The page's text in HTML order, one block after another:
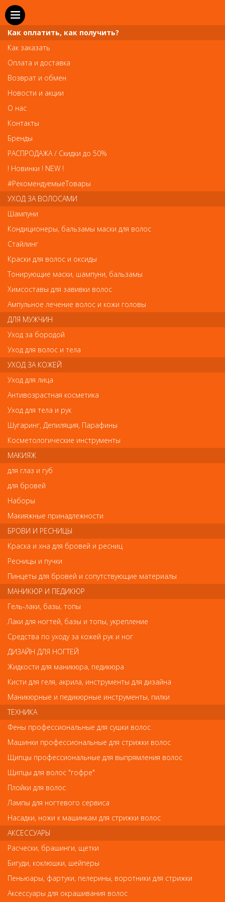
SEO
Расческа для мелирования
Расческа для мелирования
Арт.HS06339
176
Нет в наличии
В закладки
Отзывы
Ваш отзыв станет первым
Напишите свой отзыв
Комментарий
Имя
Обратите внимание
Внешний вид товара «Расческа для мелирования» может
вида и комплектности реального товара с фотографиями и
описанием на сайте не является показателем ненадлежащего
качества товара.
Так же советуем посмотреть
Арт. 73030/СS-C1
Расчески, брашинги, щетки
Расческа Оливия Гарден carbosilk конусная 73030/СS-C1
486руб.-
Как оплатить, как получить?
Как заказать
Оплата и доставка
Возврат и обмен
Новости и акции
О нас
Контакты
Бренды
РАСПРОДАЖА / Скидки до 50%
! Новинки ! NEW !
#РекомендуемыеТовары
УХОД ЗА ВОЛОСАМИ
Шампуни
Кондиционеры, бальзамы маски для волос
Стайлинг
Краски для волос и оксиды
Тонирующие маски, шампуни, бальзамы
Химсоставы для завивки волос
Ампульное лечение волос и кожи головы
ДЛЯ МУЖЧИН
Уход за бородой
Уход для волос и тела
УХОД ЗА КОЖЕЙ
Уход для лица
Антивозрастная косметика
Уход для тела и рук
Шугаринг, Депиляция, Парафины
Косметологические инструменты
МАКИЯЖ
для глаз и губ
для бровей
Наборы
Макияжные принадлежности
БРОВИ И РЕСНИЦЫ
Краска и хна для бровей и ресниц
Ресницы и пучки
Пинцеты для бровей и сопутствующие материалы
МАНИКЮР И ПЕДИКЮР
Гель-лаки, базы, топы
Лаки для ногтей, базы и топы, укрепление
Средства по уходу за кожей рук и ног
ДИЗАЙН ДЛЯ НОГТЕЙ
Жидкости для маникюра, педикюра
Кисти для геля, акрила, инструменты для дизайна
Маникюрные и педикюрные инструменты, пилки
ТЕХНИКА
Фены профессиональные для сушки волос
Машинки профессиональные для стрижки волос
Щипцы профессиональные для выпрямления волос
Щипцы для волос "гофре"
Плойки для волос
Лампы для ногтевого сервиса
Насадки, ножи к машинкам для стрижки волос
АКСЕССУАРЫ
Расчески, брашинги, щетки
Бигуди, коклюшки, шейперы
Пеньюары, фартуки, пелерины, воротники для стрижки
Аксессуары для окрашивания волос